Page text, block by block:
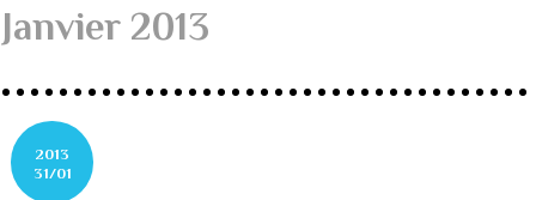
Janvier 2013
2013
31/01